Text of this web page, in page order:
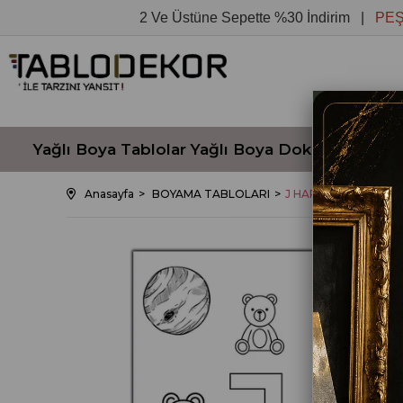
2 Ve Üstüne Sepette %30 İndirim |PEŞİN
Yağlı Boya Tablolar Yağlı Boya Dokulu
Anasayfa BOYAMA TABLOLARI J HARFİ İLE İLGİLİ